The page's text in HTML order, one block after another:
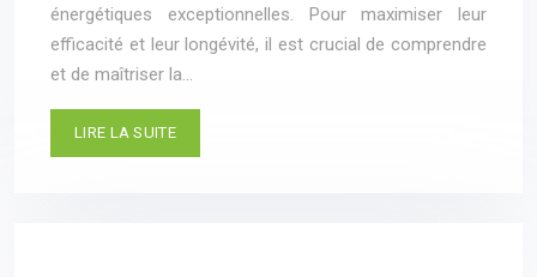
énergétiques exceptionnelles. Pour maximiser leur
efficacité et leur longévité, il est crucial de comprendre
et de maîtriser la…
LIRE LA SUITE